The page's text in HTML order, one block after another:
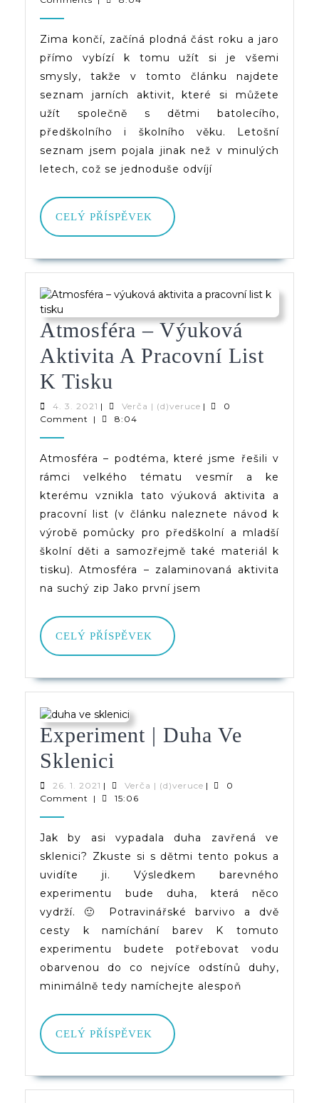
–
Jarních
Aktivit
Zima končí, začíná plodná část roku a jaro
přímo vybízí k tomu užít si je všemi
smysly, takže v tomto článku najdete
seznam jarních aktivit, které si můžete
užít společně s dětmi batolecího,
předškolního i školního věku. Letošní
seznam jsem pojala jinak než v minulých
letech, což se jednoduše odvíjí
CELÝ PŘÍSPĚVEK
CELÝ
PŘÍSPĚVEK
Atmosféra – Výuková
Aktivita A Pracovní List
K Tisku
–
Aktivita
A
Pracovní
List
K
Tisku
4. 3. 2021 4.
3.
| Verča | (d)veruceVerča
|
0
Comment
| 8:04
Atmosféra – podtéma, které jsme řešili v
rámci velkého tématu vesmír a ke
kterému vznikla tato výuková aktivita a
pracovní list (v článku naleznete návod k
výrobě pomůcky pro předškolní a mladší
školní děti a samozřejmě také materiál k
tisku). Atmosféra – zalaminovaná aktivita
na suchý zip Jako první jsem
CELÝ PŘÍSPĚVEK
CELÝ
PŘÍSPĚVEK
Experiment | Duha Ve
Sklenici
|
Ve
Sklenici
26. 1. 2021 26.
1.
| Verča | (d)veruceVerča
|
0
Comment
| 15:06
Jak by asi vypadala duha zavřená ve
sklenici? Zkuste si s dětmi tento pokus a
uvidíte ji. Výsledkem barevného
experimentu bude duha, která něco
vydrží. 🙂 Potravinářské barvivo a dvě
cesty k namíchání barev K tomuto
experimentu budete potřebovat vodu
obarvenou do co nejvíce odstínů duhy,
minimálně tedy namíchejte alespoň
CELÝ PŘÍSPĚVEK
CELÝ
PŘÍSPĚVEK